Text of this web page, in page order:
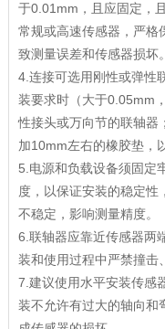
于0.01mm，且应固定，
常规或高速传感器，严格
致测量误差和传感器损坏。
4.连接可选用刚性或弹性
装要求时（大于0.05mm
性接头或万向节的联轴器
加10mm左右的橡胶垫，
5.电源和负载设备须固定
度，以保证安装的稳定
不稳定，影响测量精度。
6.联轴器应靠近传感器两
装和使用过程中严禁撞击
7.建议使用水平安装传感
装不允许有过大的轴向和